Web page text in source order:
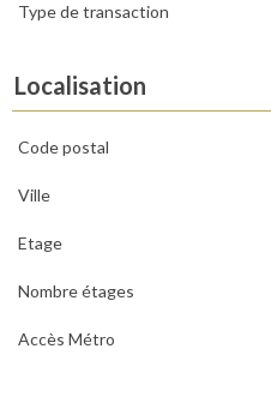
Type de transaction
Localisation
Code postal
Ville
Etage
Nombre étages
Accès Métro